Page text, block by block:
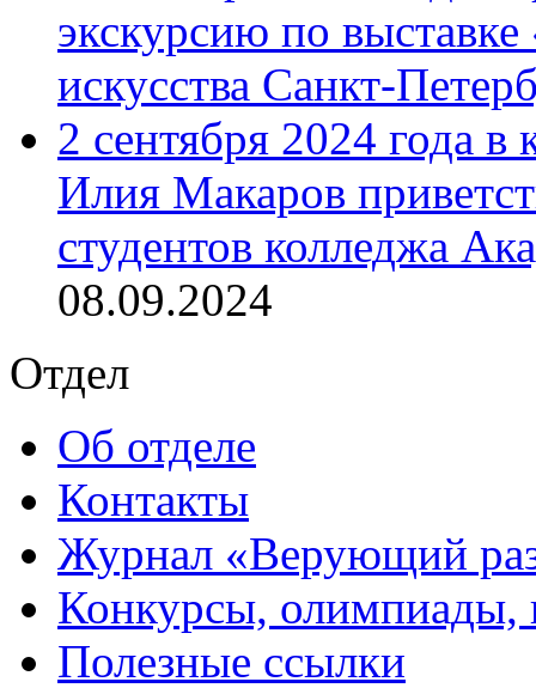
экскурсию по
искусства Санкт-
2 сентября 2024 года
Илия Макаров
студентов колледжа
08.09.2024
Отдел
Об отделе
Контакты
Журнал «Верующий
Конкурсы, олимпиады,
Полезные ссылки